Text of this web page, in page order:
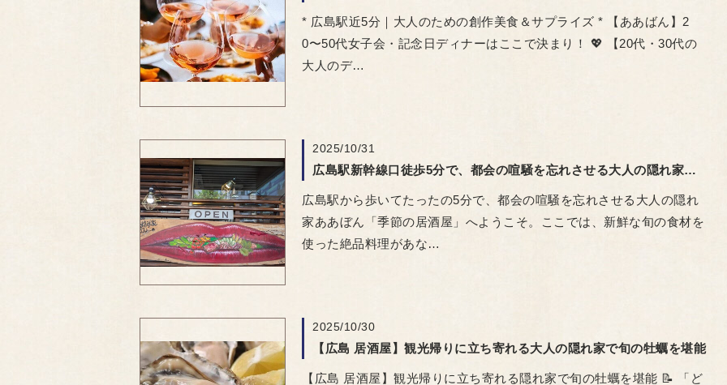
* 広島駅近5分｜大人のための創作美食＆サプライズ * 【ああばん】2
0〜50代女子会・記念日ディナーはここで決まり！ 💖 【20代・30代の
大人のデ…
2025/10/31
広島駅新幹線口徒歩5分で、都会の喧騒を忘れさせる大人の隠れ家ああぼん「季節の居酒屋」
広島駅から歩いてたったの5分で、都会の喧騒を忘れさせる大人の隠れ
家ああぼん「季節の居酒屋」へようこそ。ここでは、新鮮な旬の食材を
使った絶品料理があな…
2025/10/30
【広島 居酒屋】観光帰りに立ち寄れる大人の隠れ家で旬の牡蠣を堪能
【広島 居酒屋】観光帰りに立ち寄れる隠れ家で旬の牡蠣を堪能 📝 「ど